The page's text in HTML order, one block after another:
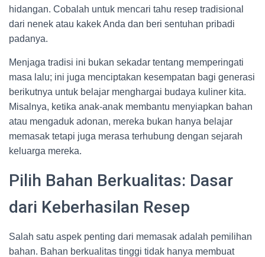
hidangan. Cobalah untuk mencari tahu resep tradisional
dari nenek atau kakek Anda dan beri sentuhan pribadi
padanya.
Menjaga tradisi ini bukan sekadar tentang memperingati
masa lalu; ini juga menciptakan kesempatan bagi generasi
berikutnya untuk belajar menghargai budaya kuliner kita.
Misalnya, ketika anak-anak membantu menyiapkan bahan
atau mengaduk adonan, mereka bukan hanya belajar
memasak tetapi juga merasa terhubung dengan sejarah
keluarga mereka.
Pilih Bahan Berkualitas: Dasar
dari Keberhasilan Resep
Salah satu aspek penting dari memasak adalah pemilihan
bahan. Bahan berkualitas tinggi tidak hanya membuat